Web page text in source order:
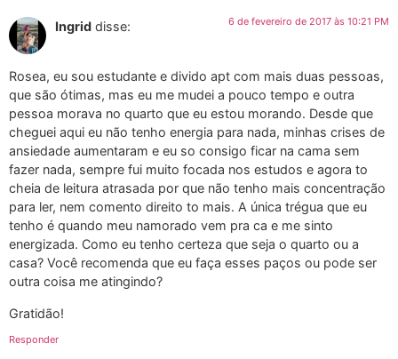
Ingrid disse: 6 de fevereiro de 2017 às 10:21 PM
Rosea, eu sou estudante e divido apt com mais duas pessoas,
que são ótimas, mas eu me mudei a pouco tempo e outra
pessoa morava no quarto que eu estou morando. Desde que
cheguei aqui eu não tenho energia para nada, minhas crises de
ansiedade aumentaram e eu so consigo ficar na cama sem
fazer nada, sempre fui muito focada nos estudos e agora to
cheia de leitura atrasada por que não tenho mais concentração
para ler, nem comento direito to mais. A única trégua que eu
tenho é quando meu namorado vem pra ca e me sinto
energizada. Como eu tenho certeza que seja o quarto ou a
casa? Você recomenda que eu faça esses paços ou pode ser
outra coisa me atingindo?
Gratidão!
Responder